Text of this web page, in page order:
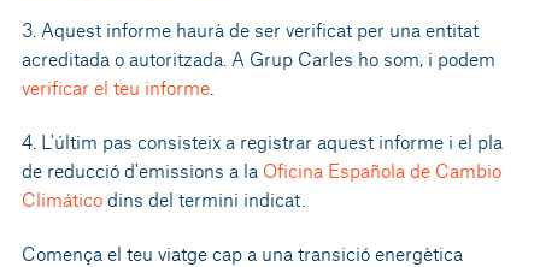
3. Aquest informe haurà de ser verificat per una entitat
acreditada o autoritzada. A Grup Carles ho som, i podem
verificar el teu informe
4. L'últim pas consisteix a registrar aquest informe i el pla
de reducció d'emissions a la Oficina Española de Cambio
Climático dins del termini indicat.
Comença el teu viatge cap a una transició energètica